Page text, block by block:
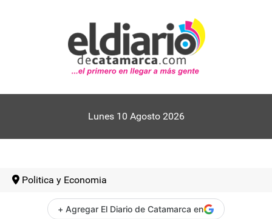
Lunes 10 Agosto 2026
Politica y Economia
+ Agregar El Diario de Catamarca en